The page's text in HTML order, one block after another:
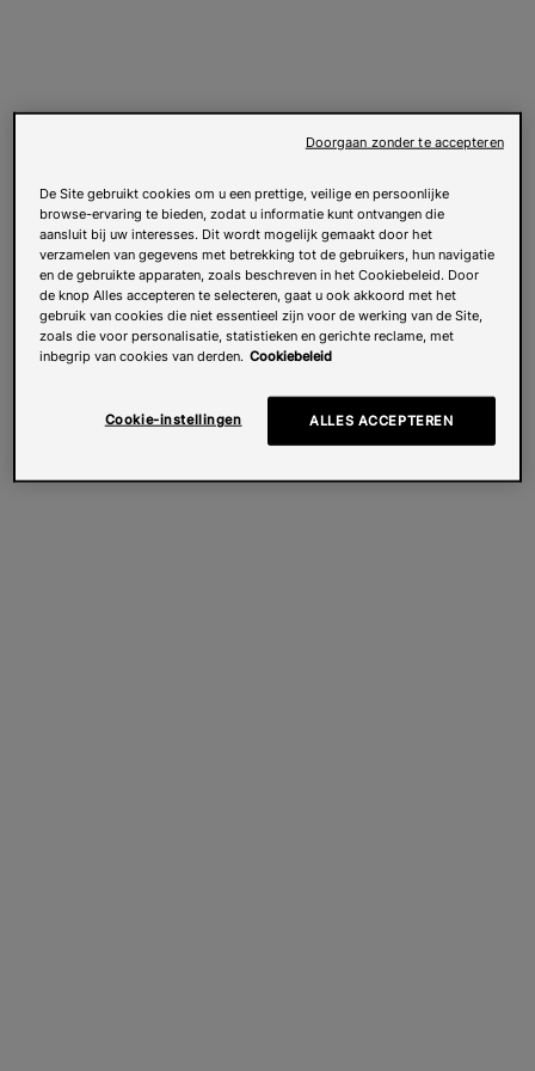
De Site gebruikt cookies om u een prettige, veilige en persoonlijke
browse-ervaring te bieden, zodat u informatie kunt ontvangen die
aansluit bij uw interesses. Dit wordt mogelijk gemaakt door het
verzamelen van gegevens met betrekking tot de gebruikers, hun navigatie
en de gebruikte apparaten, zoals beschreven in het Cookiebeleid. Door
de knop Alles accepteren te selecteren, gaat u ook akkoord met het
gebruik van cookies die niet essentieel zijn voor de werking van de Site,
zoals die voor personalisatie, statistieken en gerichte reclame, met
inbegrip van cookies van derden. Cookiebeleid
Cookie-instellingen ALLES ACCEPTEREN
Doorgaan zonder te accepteren